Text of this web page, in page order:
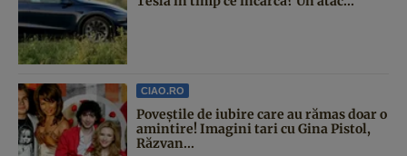
CIAO.RO
Poveştile de iubire care au rămas doar o
amintire! Imagini tari cu Gina Pistol,
Răzvan...